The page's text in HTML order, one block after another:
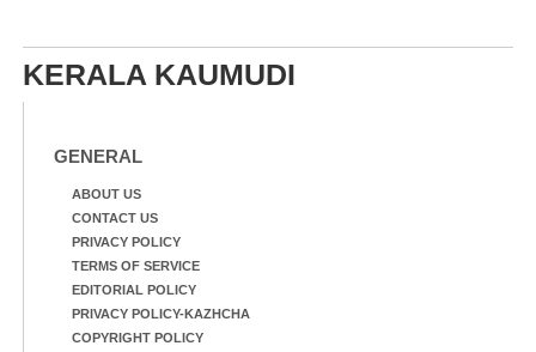
KERALA KAUMUDI
GENERAL
ABOUT US
CONTACT US
PRIVACY POLICY
TERMS OF SERVICE
EDITORIAL POLICY
PRIVACY POLICY-KAZHCHA
COPYRIGHT POLICY